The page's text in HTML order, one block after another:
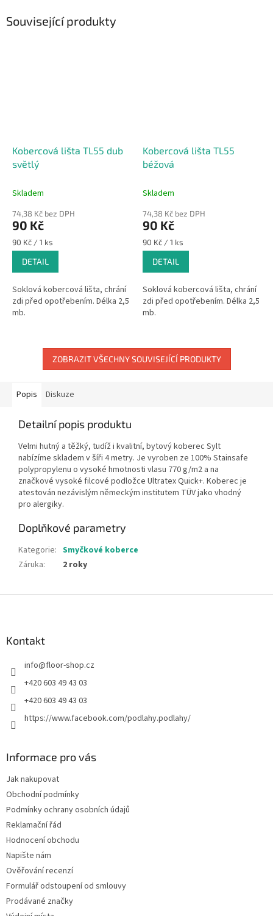
Související produkty
Kobercová lišta TL55 dub
světlý
Skladem
74,38 Kč bez DPH
90 Kč
Měrná
cena:
90 Kč / 1 ks
DETAIL
Soklová kobercová lišta, chrání
zdi před opotřebením. Délka 2,5
mb.
Kobercová lišta TL55
béžová
Skladem
74,38 Kč bez DPH
90 Kč
Měrná
cena:
90 Kč / 1 ks
DETAIL
Soklová kobercová lišta, chrání
zdi před opotřebením. Délka 2,5
mb.
ZOBRAZIT VŠECHNY SOUVISEJÍCÍ PRODUKTY
Popis Diskuze
Detailní popis produktu
Velmi hutný a těžký, tudíž i kvalitní, bytový koberec Sylt
nabízíme skladem v šíři 4 metry. Je vyroben ze 100% Stainsafe
polypropylenu o vysoké hmotnosti vlasu 770 g/m2 a na
značkové vysoké filcové podložce Ultratex Quick+. Koberec je
atestován nezávislým německým institutem TÜV jako vhodný
pro alergiky.
Doplňkové parametry
Kategorie: Smyčkové koberce
Záruka: 2 roky
Kontakt
info@floor-shop.cz
+420 603 49 43 03
+420 603 49 43 03
https://www.facebook.com/podlahy.podlahy/
Informace pro vás
Jak nakupovat
Obchodní podmínky
Podmínky ochrany osobních údajů
Reklamační řád
Hodnocení obchodu
Napište nám
Ověřování recenzí
Formulář odstoupení od smlouvy
Prodávané značky